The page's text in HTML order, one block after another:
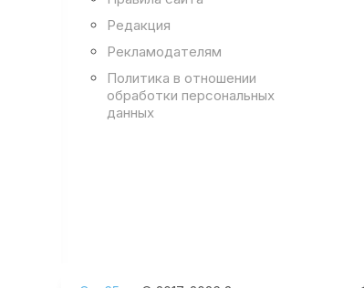
Редакция
Рекламодателям
Политика в отношении
обработки персональных
данных